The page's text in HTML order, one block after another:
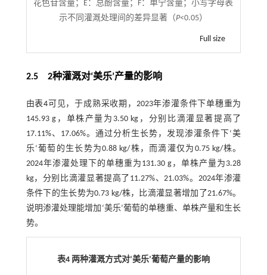
花色苷含量；E：总酚含量；F：单宁含量；小写字母表
示不同灌溉处理间的差异显著（P<0.05）
Full size
2.5 2种灌溉对‘美乐’产量的影响
由表4 可见，于成熟采收期，2023年渗灌条件下单穗重为
145.93 g，单株产量为3.50 kg，分别比滴灌显著提高了
17.11%、17.06%。通过分析生长势，发现渗灌条件下‘美
乐’葡萄的生长势为0.88 kg/株，而滴灌仅为0.75 kg/株。
2024年渗灌处理下的单穗重为131.30 g，单株产量为3.28
kg，分别比滴灌显著提高了11.27%、21.03%。2024年渗灌
条件下的生长势为0.73 kg/株，比滴灌显著增加了21.67%。
说明渗灌处理能增加‘美乐’葡萄的单穗重、单株产量和生长
势。
表4 两种灌溉方式对‘美乐’葡萄产量的影响